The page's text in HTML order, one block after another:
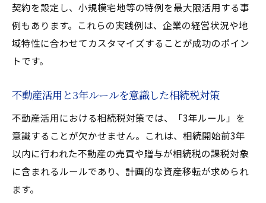
契約を設定し、小規模宅地等の特例を最大限活用する事
例もあります。これらの実践例は、企業の経営状況や地
域特性に合わせてカスタマイズすることが成功のポイン
トです。
不動産活用と3年ルールを意識した相続税対策
不動産活用における相続税対策では、「3年ルール」を
意識することが欠かせません。これは、相続開始前3年
以内に行われた不動産の売買や贈与が相続税の課税対象
に含まれるルールであり、計画的な資産移転が求められ
ます。